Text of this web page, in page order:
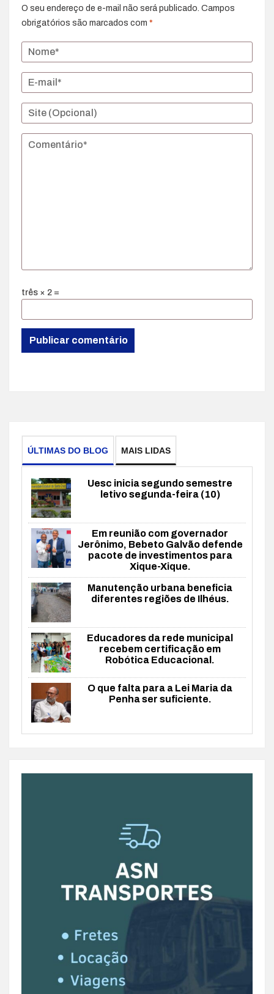
O seu endereço de e-mail não será publicado. Campos
obrigatórios são marcados com *
três × 2 =
ÚLTIMAS DO BLOG MAIS LIDAS
Uesc inicia segundo semestre
letivo segunda-feira (10)
Em reunião com governador
Jerônimo, Bebeto Galvão defende
pacote de investimentos para
Xique-Xique.
Manutenção urbana beneficia
diferentes regiões de Ilhéus.
Educadores da rede municipal
recebem certificação em
Robótica Educacional.
O que falta para a Lei Maria da
Penha ser suficiente.